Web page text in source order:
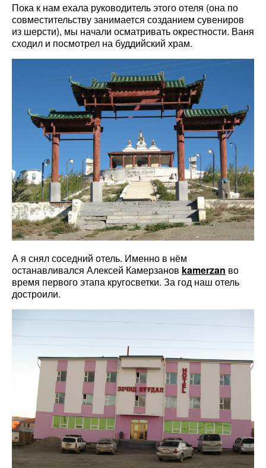
Пока к нам ехала руководитель этого отеля (она по
совместительству занимается созданием сувениров
из шерсти), мы начали осматривать окрестности. Ваня
сходил и посмотрел на буддийский храм.
А я снял соседний отель. Именно в нём
останавливался Алексей Камерзанов kamerzan во
время первого этапа кругосветки. За год наш отель
достроили.